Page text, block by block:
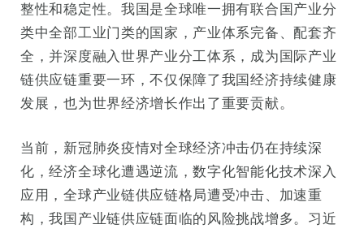
整性和稳定性。我国是全球唯一拥有联合国产业分
类中全部工业门类的国家，产业体系完备、配套齐
全，并深度融入世界产业分工体系，成为国际产业
链供应链重要一环，不仅保障了我国经济持续健康
发展，也为世界经济增长作出了重要贡献。
当前，新冠肺炎疫情对全球经济冲击仍在持续深
化，经济全球化遭遇逆流，数字化智能化技术深入
应用，全球产业链供应链格局遭受冲击、加速重
构，我国产业链供应链面临的风险挑战增多。习近